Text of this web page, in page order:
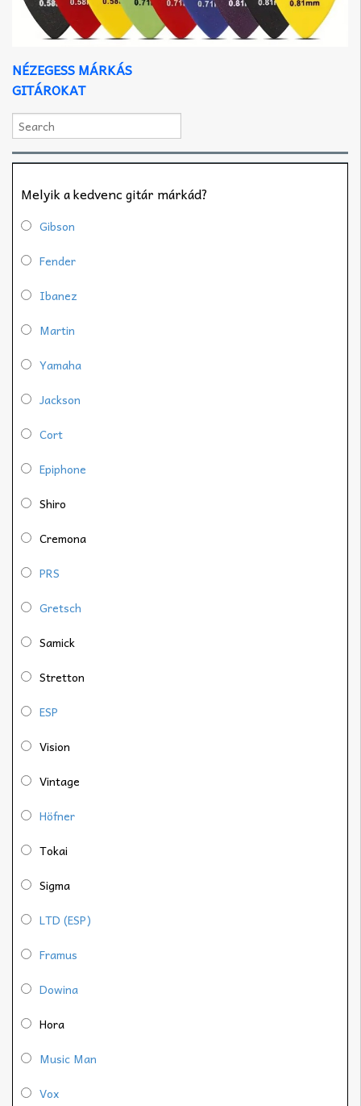
NÉZEGESS MÁRKÁS
GITÁROKAT
Melyik a kedvenc gitár márkád?
Gibson
Fender
Ibanez
Martin
Yamaha
Jackson
Cort
Epiphone
Shiro
Cremona
PRS
Gretsch
Samick
Stretton
ESP
Vision
Vintage
Höfner
Tokai
Sigma
LTD (ESP)
Framus
Dowina
Hora
Music Man
Vox